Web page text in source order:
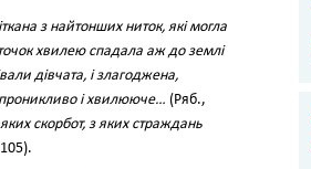
з найтонших ниток, які могла
хвилею спадала аж до землі
дівчата, і злагоджена,
проникливо і хвилююче… (Ряб.,
скорбот, з яких страждань